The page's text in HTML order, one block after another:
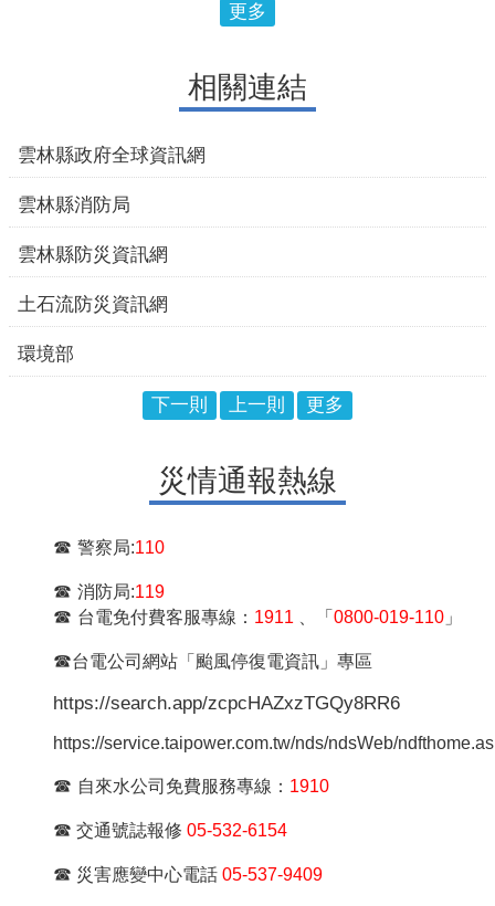
更多
相關連結
經濟部水利署防災資訊服務網
內政部消防署
交通部中央氣象署
國家災害防救科技中心
中央災害防救會報
下一則 上一則 更多
災情通報熱線
☎ 警察局:110
☎ 消防局:119
☎ 台電免付費客服專線： 1911 、「 0800-019-110 」
☎台電公司網站「颱風停復電資訊」專區
https://search.app/zcpcHAZxzTGQy8RR6
https://service.taipower.com.tw/nds/ndsWeb/
☎ 自來水公司免費服務專線： 1910
☎ 交通號誌報修 05-532-6154
☎ 災害應變中心電話 05-537-9409